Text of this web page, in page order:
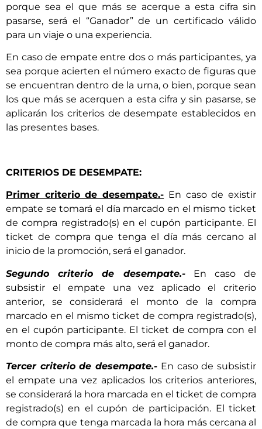
porque sea el que más se acerque a esta cifra sin
pasarse, será el “Ganador” de un certificado válido
para un viaje o una experiencia.
En caso de empate entre dos o más participantes, ya
sea porque acierten el número exacto de figuras que
se encuentran dentro de la urna, o bien, porque sean
los que más se acerquen a esta cifra y sin pasarse, se
aplicarán los criterios de desempate establecidos en
las presentes bases.
CRITERIOS DE DESEMPATE:
Primer criterio de desempate.- En caso de existir
empate se tomará el día marcado en el mismo ticket
de compra registrado(s) en el cupón participante. El
ticket de compra que tenga el día más cercano al
inicio de la promoción, será el ganador.
Segundo criterio de desempate.-En caso de
subsistir el empate una vez aplicado el criterio
anterior, se considerará el monto de la compra
marcado en el mismo ticket de compra registrado(s),
en el cupón participante. El ticket de compra con el
monto de compra más alto, será el ganador.
Tercer criterio de desempate.- En caso de subsistir
el empate una vez aplicados los criterios anteriores,
se considerará la hora marcada en el ticket de compra
registrado(s) en el cupón de participación. El ticket
de compra que tenga marcada la hora más cercana al